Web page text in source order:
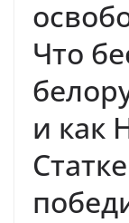
Что
и как